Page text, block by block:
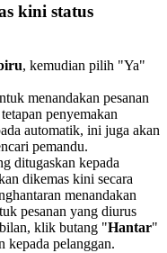
kini status
, kemudian pilih "Ya"
menandakan pesanan
penyemakan
automatik, ini juga akan
pemandu.
ditugaskan kepada
dikemas kini secara
menandakan
pesanan yang diurus
klik butang "Hantar"
kepada pelanggan.